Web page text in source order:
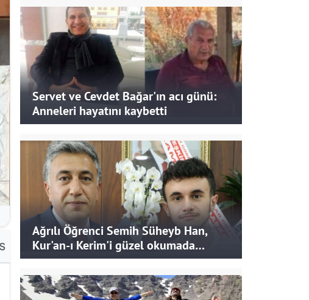
Servet ve Cevdet Bağar'ın acı günü:
Anneleri hayatını kaybetti
Ağrılı Öğrenci Semih Süheyb Han,
Kur'an-ı Kerim'i güzel okumada
Türkiye ikincisi oldu